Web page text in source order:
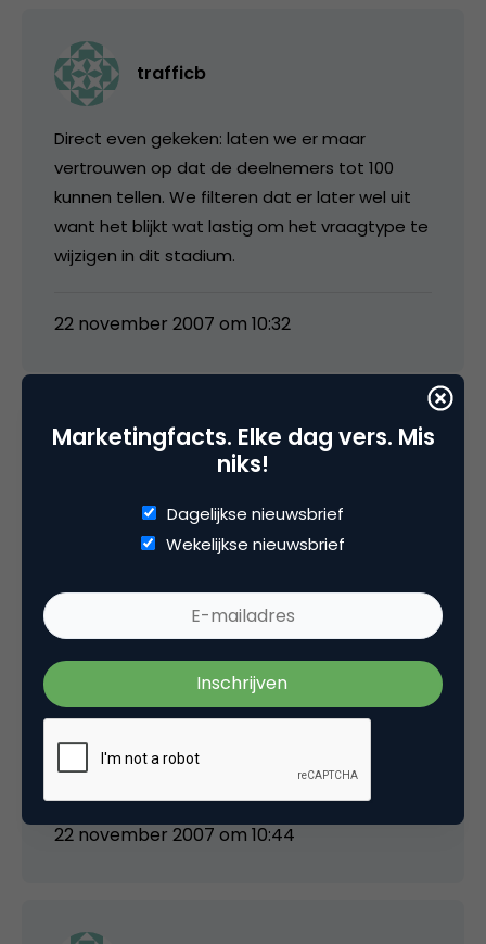
trafficb
Direct even gekeken: laten we er maar
vertrouwen op dat de deelnemers tot 100
kunnen tellen. We filteren dat er later wel uit
want het blijkt wat lastig om het vraagtype te
wijzigen in dit stadium.
22 november 2007 om 10:32
gerben
beetje scheve verhoudingen laten zien nu en
dus zal de uitkomst wellicht een beetje
gespiegeld zijn van wat men echt bedoelde?
Derhalve is uiteraard usability en
marktonderzoek een vak apart, net zoals
zoekmachine marketing. 🙂
22 november 2007 om 10:44
Marketingfacts. Elke dag vers. Mis
niks!
Dagelijkse nieuwsbrief
Wekelijkse nieuwsbrief